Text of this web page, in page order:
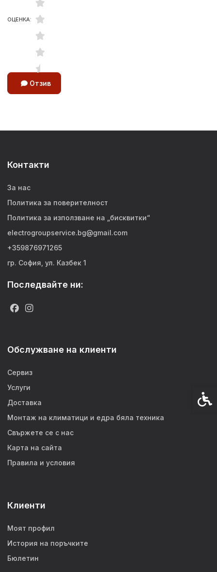
ОЦЕНКА:
Отзив
Контакти
За нас
Политика за поверителност
Политика за използване на „бисквитки“
electrogroupservice.bg@gmail.com
+359876971265
гр. София, ул. Казбек 1
Последвайте ни:
Обслужване на клиенти
Сервиз
Услуги
Доставка
Монтаж на климатици и едра бяла техника
Свържете се с нас
Карта на сайта
Правила и условия
Клиенти
Моят профил
История на поръчките
Бюлетин